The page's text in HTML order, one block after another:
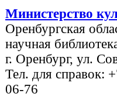
Министерство
Оренбургская
научная
г. Оренбург, ул.
Тел. для справок:
06-76